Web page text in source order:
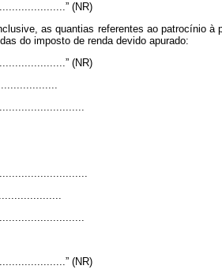
(NR)
as quantias referentes ao patrocínio
do imposto de renda devido apurado:
(NR)
(NR)